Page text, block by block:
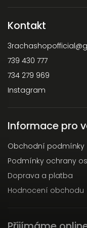
Kontakt
3rachashopofficial@
739 430 777
734 279 969
Instagram
Informace pro
Obchodní podmínky
Podmínky ochrany
Doprava a platba
Hodnocení obchodu